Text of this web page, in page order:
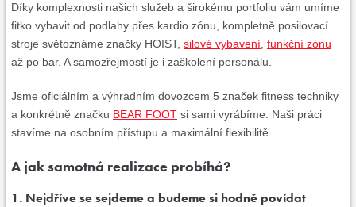
Díky komplexnosti našich služeb a širokému portfoliu vám umíme
fitko vybavit od podlahy přes kardio zónu, kompletně posilovací
stroje světoznáme značky HOIST, silové vybavení funkční zónu
až po bar. A samozřejmostí je i zaškolení personálu.
Jsme oficiálním a výhradním dovozcem 5 značek fitness techniky
a konkrétně značku BEAR FOOT si sami vyrábíme. Naši práci
stavíme na osobním přístupu a maximální flexibilitě.
A jak samotná realizace probíhá?
1. Nejdříve se sejdeme a budeme si hodně povídat